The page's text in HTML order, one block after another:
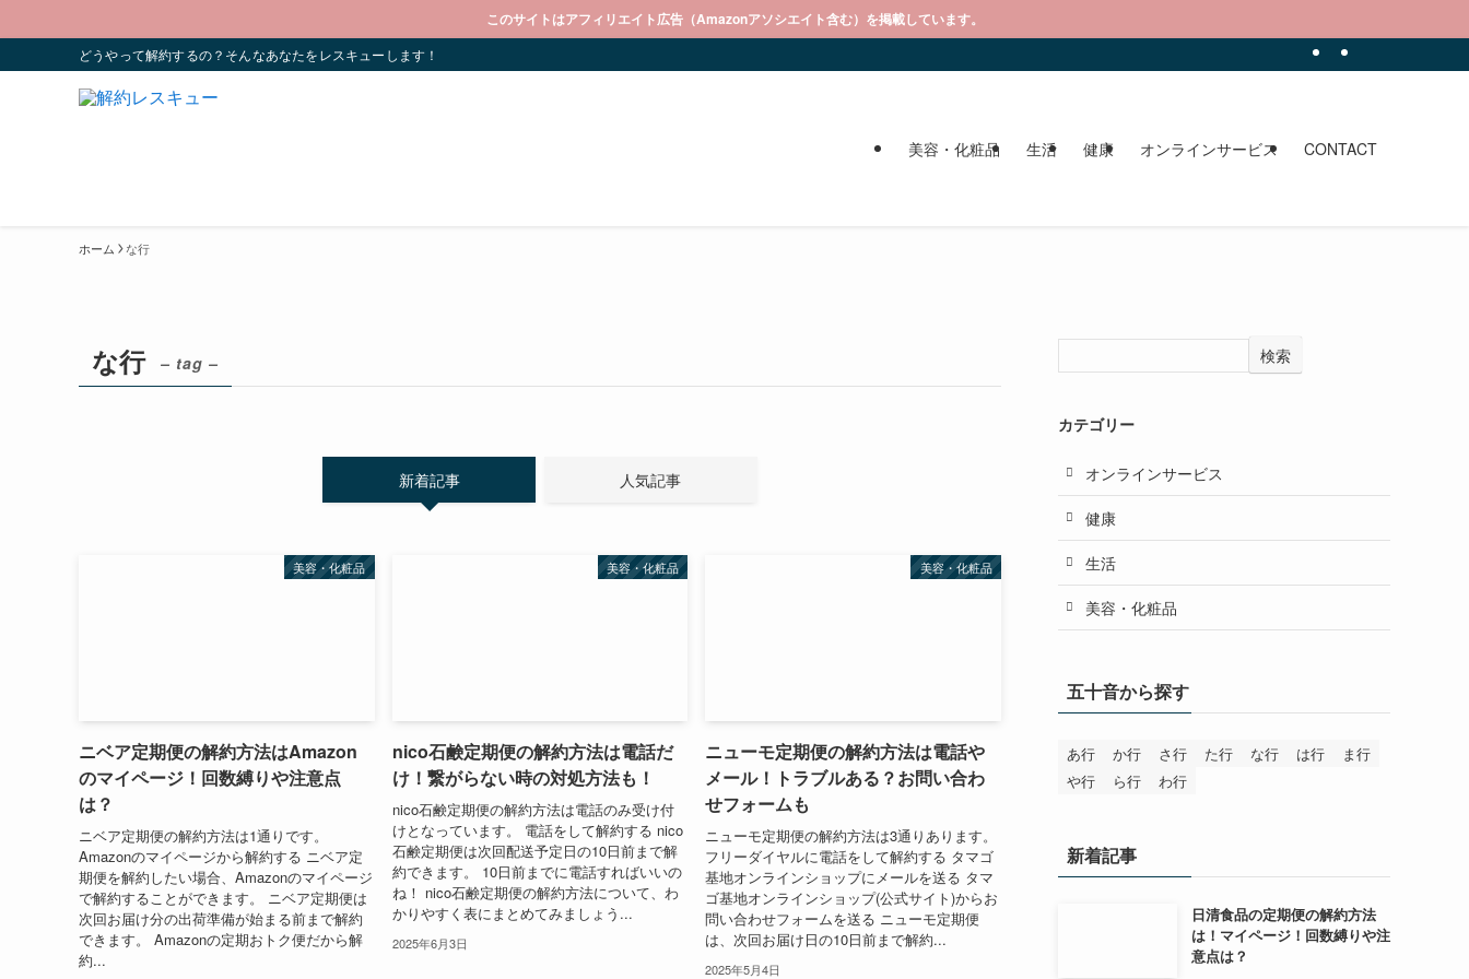
このサイトはアフィリエイト広告（Amazonアソシエイト含む）を掲載しています。
どうやって解約するの？そんなあなたをレスキューします！
美容・化粧品 生活 健康 オンラインサービス CONTACT
ホーム な行
な行 – tag –
新着記事 人気記事
美容・化粧品
ニベア定期便の解約方法はAmazon
のマイページ！回数縛りや注意点
は？
ニベア定期便の解約方法は1通りです。
Amazonのマイページから解約する ニベア定
期便を解約したい場合、Amazonのマイページ
で解約することができます。 ニベア定期便は
次回お届け分の出荷準備が始まる前まで解約
できます。 Amazonの定期おトク便だから解
約...
美容・化粧品
nico石鹸定期便の解約方法は電話だ
け！繋がらない時の対処方法も！
nico石鹸定期便の解約方法は電話のみ受け付
けとなっています。 電話をして解約する nico
石鹸定期便は次回配送予定日の10日前まで解
約できます。 10日前までに電話すればいいの
ね！ nico石鹸定期便の解約方法について、わ
かりやすく表にまとめてみましょう...
2025年6月3日
美容・化粧品
ニューモ定期便の解約方法は電話や
メール！トラブルある？お問い合わ
せフォームも
ニューモ定期便の解約方法は3通りあります。
フリーダイヤルに電話をして解約する タマゴ
基地オンラインショップにメールを送る タマ
ゴ基地オンラインショップ(公式サイト)からお
問い合わせフォームを送る ニューモ定期便
は、次回お届け日の10日前まで解約...
2025年5月4日
検索
カテゴリー
オンラインサービス
健康
生活
美容・化粧品
五十音から探す
あ行 か行 さ行 た行 な行 は行
ま行
や行
ら行 わ行
新着記事
日清食品の定期便の解約方法
は！マイページ！回数縛りや注
意点は？